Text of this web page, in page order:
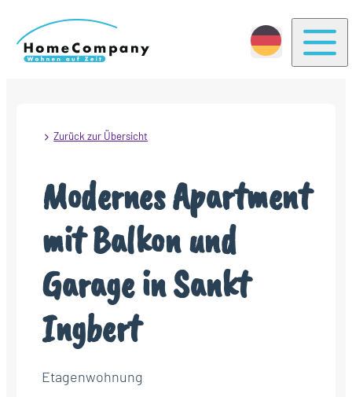
Zurück zur Übersicht
Modernes Apartment
mit Balkon und
Garage in Sankt
Ingbert
Etagenwohnung